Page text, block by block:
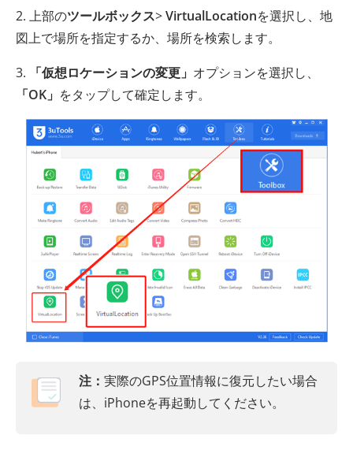
2. 上部のツールボックス>VirtualLocationを選択し、地
図上で場所を指定するか、場所を検索します。
3.
「仮想ロケーションの変更」 オプションを選択し、
「OK」 をタップして確定します。
注： 実際のGPS位置情報に復元したい場合
は、iPhoneを再起動してください。